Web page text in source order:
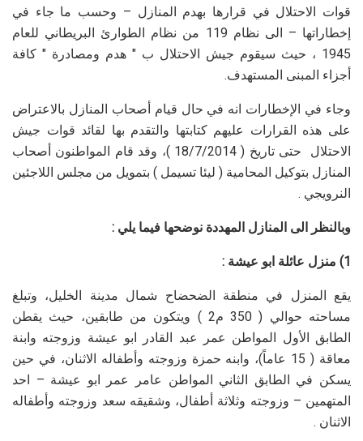
قوات الاحتلال في قرارها بهدم المنازل – وحسب ما جاء في
إخطاراتها – الى نظام 119 من نظام الطوارئ البريطاني للعام
1945 ، حيث سيقوم جيش الاحتلال ب " هدم ومصادرة " كافة
أجزاء المبنى المستهدف.
وجاء في الإخطارات انه في حال قيام أصحاب المنازل بالاعتراض
على هذه القرارات عليهم كتابتها والتقدم بها لقائد قوات جيش
الاحتلال حتى تاريخ ( 18/7/2014 )، وقد قام المواطنون أصحاب
المنازل بتوكيل المحامية ( ليئا تسيمل ) بتمويل من مجلس اللاجئين
النرويجي .
وبالنظر الى المنازل المهددة نوضحها فيما يلي :
1) منزل عائلة ابو عيشة :
يقع المنزل في منطقة الضحضاح شمال مدينة الخليل، وتبلغ
مساحته حوالي ( 350 م2 ) ويتكون من طابقين، حيث يقطن
الطابق الأول المواطن عمر عبد القادر ابو عيشة وزوجته وابنة
معاقة ( 15 عاماً)، وابنه حمزة وزوجته وأطفاله الاثنان، في حين
يسكن في الطابق الثاني المواطن عامر عمر ابو عيشة – احد
المتهمين – وزوجته وثلاثة أطفال، وشقيقه سعد وزوجته وأطفاله
الاثنان .